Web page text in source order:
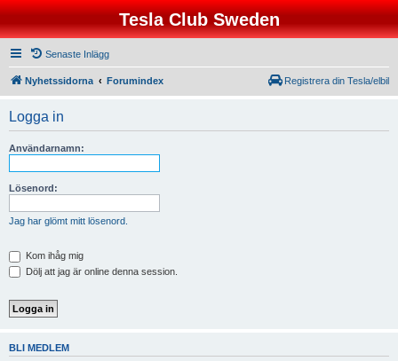
Tesla Club Sweden
Senaste Inlägg
Nyhetssidorna Forumindex Registrera din Tesla/elbil
Logga in
Användarnamn:
Lösenord:
Jag har glömt mitt lösenord.
Kom ihåg mig
Dölj att jag är online denna session.
BLI MEDLEM